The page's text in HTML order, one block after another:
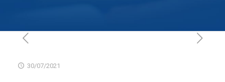
30/07/2021